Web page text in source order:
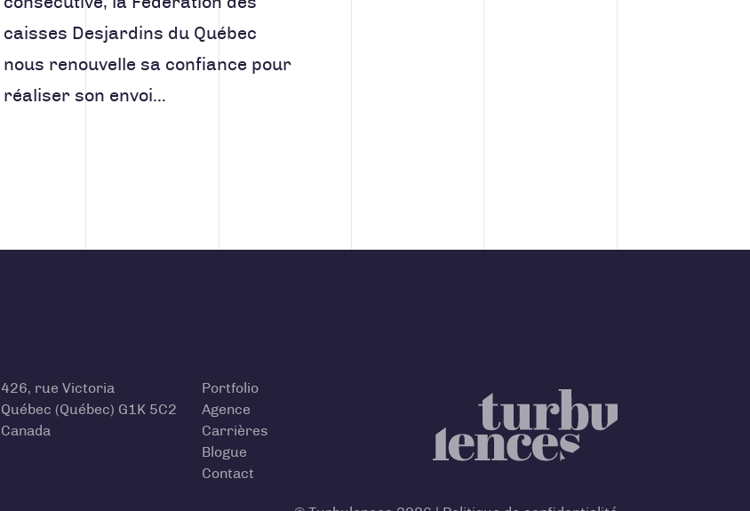
caisses Desjardins du Québec
nous renouvelle sa confiance pour
réaliser son envoi…
426, rue Victoria
Québec (Québec) G1K 5C2
Canada
Portfolio
Agence
Carrières
Blogue
Contact